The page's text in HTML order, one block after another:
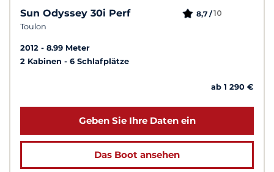
Sun Odyssey 30i Perf
Toulon
8,7 /10
2012
8.99 Meter
2 Kabinen
6 Schlafplätze
ab 1 290 €
Geben Sie Ihre Daten ein
Das Boot ansehen